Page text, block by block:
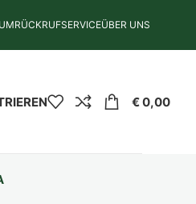
RÜCKRUFSERVICEÜBER UNS
€0,00